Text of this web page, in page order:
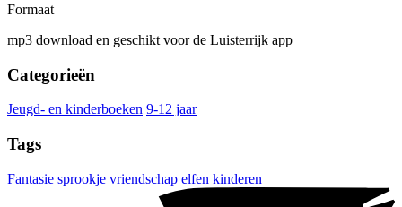
Formaat
mp3 download en geschikt voor de Luisterrijk app
Categorieën
Jeugd- en kinderboeken 9-12 jaar
Tags
Fantasie sprookje vriendschap elfen kinderen